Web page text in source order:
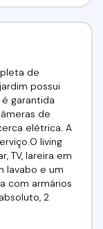
de
possui
garantida
de
elétrica. A
living
TV, lareira em
lavabo e um
com armários
2
e
é